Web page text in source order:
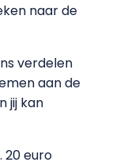
naar de
verdelen
aan de
jij kan
20 euro